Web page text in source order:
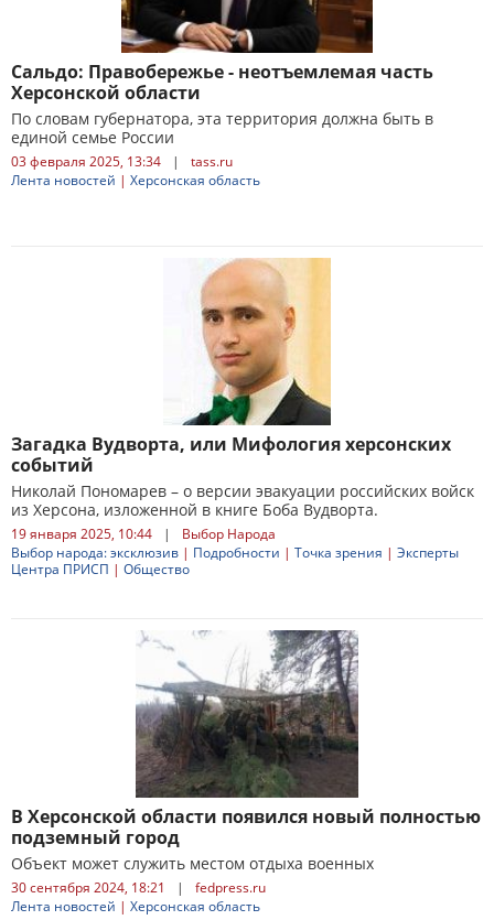
Сальдо: Правобережье - неотъемлемая часть
Херсонской области
По словам губернатора, эта территория должна быть в
единой семье России
03 февраля 2025, 13:34 |
tass.ru
Лента новостей | Херсонская область
Загадка Вудворта, или Мифология херсонских
событий
Николай Пономарев – о версии эвакуации российских войск
из Херсона, изложенной в книге Боба Вудворта.
19 января 2025, 10:44 |
Выбор Народа
Выбор народа: эксклюзив | Подробности | Точка зрения | Эксперты
Центра ПРИСП | Общество
В Херсонской области появился новый полностью
подземный город
Объект может служить местом отдыха военных
30 сентября 2024, 18:21 |
fedpress.ru
Лента новостей | Херсонская область